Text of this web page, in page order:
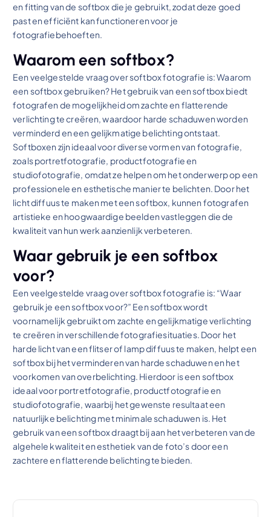
en fitting van de softbox die je gebruikt, zodat deze goed
past en efficiënt kan functioneren voor je
fotografiebehoeften.
Waarom een softbox?
Een veelgestelde vraag over softbox fotografie is: Waarom
een softbox gebruiken? Het gebruik van een softbox biedt
fotografen de mogelijkheid om zachte en flatterende
verlichting te creëren, waardoor harde schaduwen worden
verminderd en een gelijkmatige belichting ontstaat.
Softboxen zijn ideaal voor diverse vormen van fotografie,
zoals portretfotografie, productfotografie en
studiofotografie, omdat ze helpen om het onderwerp op een
professionele en esthetische manier te belichten. Door het
licht diffuus te maken met een softbox, kunnen fotografen
artistieke en hoogwaardige beelden vastleggen die de
kwaliteit van hun werk aanzienlijk verbeteren.
Waar gebruik je een softbox
voor?
Een veelgestelde vraag over softbox fotografie is: “Waar
gebruik je een softbox voor?” Een softbox wordt
voornamelijk gebruikt om zachte en gelijkmatige verlichting
te creëren in verschillende fotografiesituaties. Door het
harde licht van een flitser of lamp diffuus te maken, helpt een
softbox bij het verminderen van harde schaduwen en het
voorkomen van overbelichting. Hierdoor is een softbox
ideaal voor portretfotografie, productfotografie en
studiofotografie, waarbij het gewenste resultaat een
natuurlijke belichting met minimale schaduwen is. Het
gebruik van een softbox draagt bij aan het verbeteren van de
algehele kwaliteit en esthetiek van de foto’s door een
zachtere en flatterende belichting te bieden.